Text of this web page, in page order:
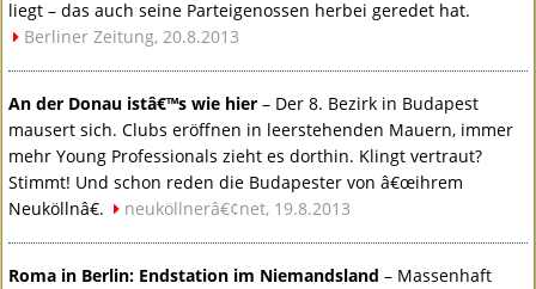
liegt – das auch seine Parteigenossen herbei geredet hat.
Berliner Zeitung, 20.8.2013
An der Donau istâ€™s wie hier – Der 8. Bezirk in Budapest
mausert sich. Clubs eröffnen in leerstehenden Mauern, immer
mehr Young Professionals zieht es dorthin. Klingt vertraut?
Stimmt! Und schon reden die Budapester von â€œihrem
Neuköllnâ€.
neuköllnerâ€¢net, 19.8.2013
Roma in Berlin: Endstation im Niemandsland – Massenhaft